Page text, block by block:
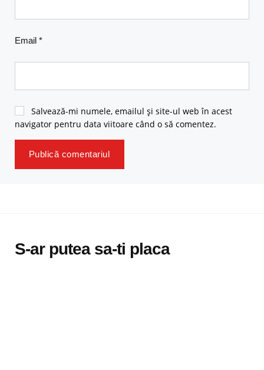
Email *
Salvează-mi numele, emailul și site-ul web în acest
navigator pentru data viitoare când o să comentez.
S-ar putea sa-ti placa